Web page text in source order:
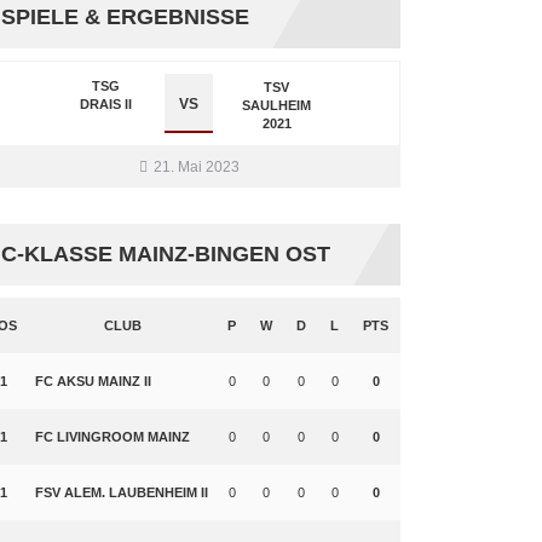
SPIELE & ERGEBNISSE
TSG
DRAIS II
VS
TSV
SAULHEIM
2021
21. Mai 2023
C-KLASSE MAINZ-BINGEN OST
CLUB P W D L PTS
1 FC AKSU MAINZ II 0 0 0 0 0
1 FC LIVINGROOM MAINZ 0 0 0 0 0
1 FSV ALEM. LAUBENHEIM II 0 0 0 0 0